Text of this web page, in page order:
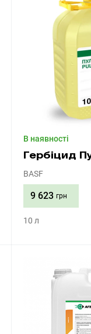
В наявності
Гербіцид
BASF
9 623 грн
10 л